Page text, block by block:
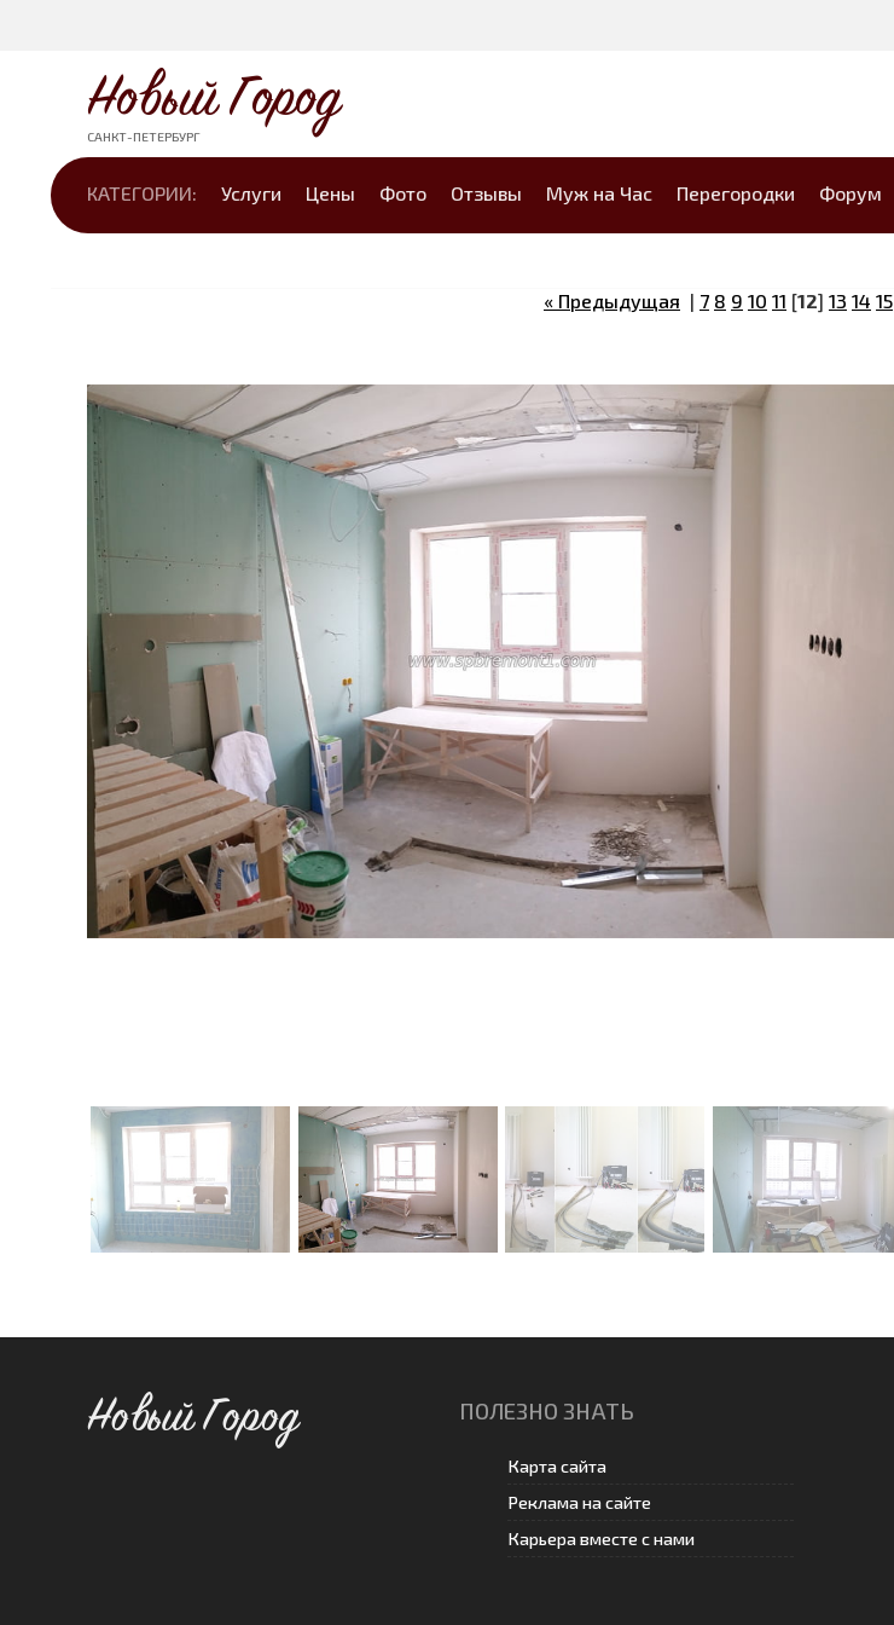
Новый Город
САНКТ-ПЕТЕРБУРГ
КАТЕГОРИИ: Услуги Цены Фото Отзывы Муж на Час Перегородки Форум
« Предыдущая | 7 8 9 10 11 [12] 13 14 15
Новый Город ПОЛЕЗНО ЗНАТЬ
Карта сайта
Реклама на сайте
Карьера вместе с нами